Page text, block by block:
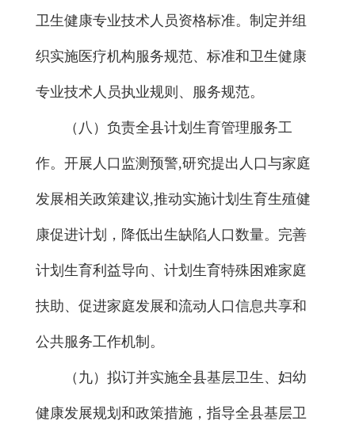
卫生健康专业技术人员资格标准。制定并组
织实施医疗机构服务规范、标准和卫生健康
专业技术人员执业规则、服务规范。
（八）负责全县计划生育管理服务工
作。开展人口监测预警,研究提出人口与家庭
发展相关政策建议,推动实施计划生育生殖健
康促进计划，降低出生缺陷人口数量。完善
计划生育利益导向、计划生育特殊困难家庭
扶助、促进家庭发展和流动人口信息共享和
公共服务工作机制。
（九）拟订并实施全县基层卫生、妇幼
健康发展规划和政策措施，指导全县基层卫